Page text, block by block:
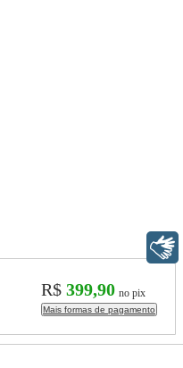
R$ 399,90 no pix
Mais formas de pagamento